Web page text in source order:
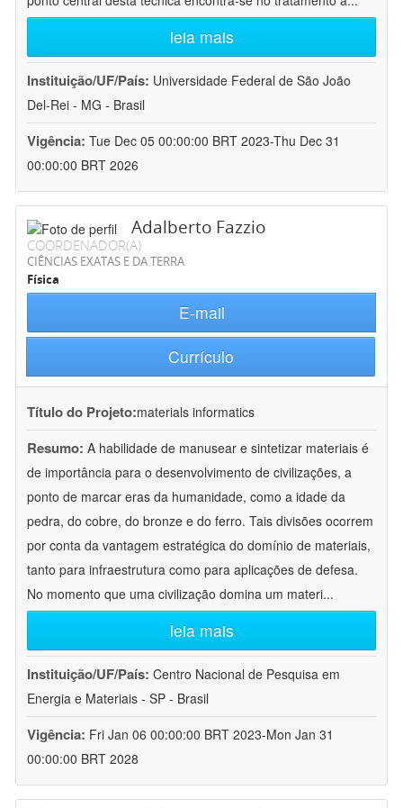
leia mais
Instituição/UF/País: Universidade Federal de São João
Del-Rei - MG - Brasil
Vigência: Tue Dec 05 00:00:00 BRT 2023-Thu Dec 31
00:00:00 BRT 2026
Adalberto Fazzio
COORDENADOR(A)
CIÊNCIAS EXATAS E DA TERRA
Física
E-mail
Currículo
Título do Projeto:materials informatics
Resumo: A habilidade de manusear e sintetizar materiais é
de importância para o desenvolvimento de civilizações, a
ponto de marcar eras da humanidade, como a idade da
pedra, do cobre, do bronze e do ferro. Tais divisões ocorrem
por conta da vantagem estratégica do domínio de materiais,
tanto para infraestrutura como para aplicações de defesa.
No momento que uma civilização domina um materi...
leia mais
Instituição/UF/País: Centro Nacional de Pesquisa em
Energia e Materiais - SP - Brasil
Vigência: Fri Jan 06 00:00:00 BRT 2023-Mon Jan 31
00:00:00 BRT 2028